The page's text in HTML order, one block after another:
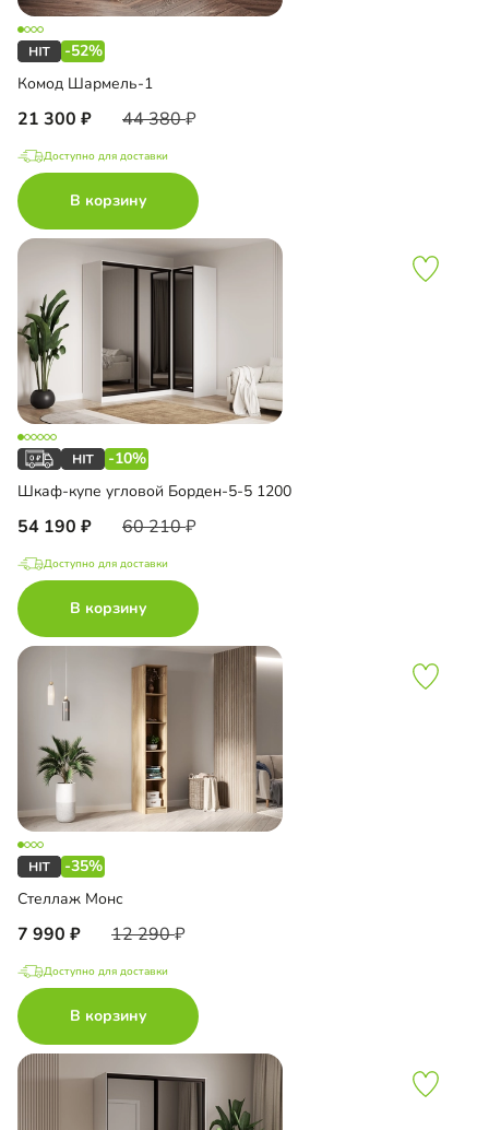
-52%
Комод Шармель-1
21 300 44 380
Доступно для доставки
В корзину
-10%
Шкаф-купе угловой Борден-5-5 1200
54 190 60 210
Доступно для доставки
В корзину
-35%
Стеллаж Монс
7 990 12 290
Доступно для доставки
В корзину